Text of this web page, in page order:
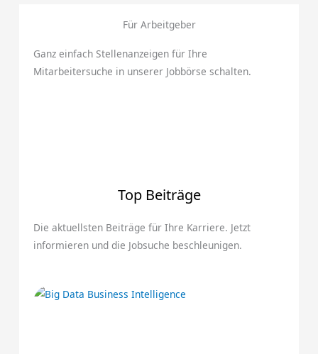
Für Arbeitgeber
Ganz einfach Stellenanzeigen für Ihre
Mitarbeitersuche in unserer Jobbörse schalten.
Top Beiträge
Die aktuellsten Beiträge für Ihre Karriere. Jetzt
informieren und die Jobsuche beschleunigen.